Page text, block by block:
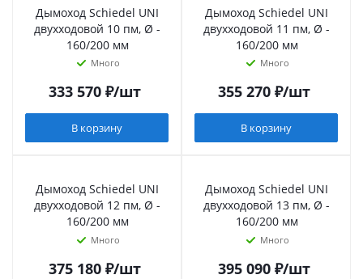
Дымоход Schiedel UNI
двухходовой 10 пм, Ø -
160/200 мм
Много
333 570₽/шт
В корзину
Дымоход Schiedel UNI
двухходовой 11 пм, Ø -
160/200 мм
Много
355 270₽/шт
В корзину
Дымоход Schiedel UNI
двухходовой 12 пм, Ø -
160/200 мм
Много
375 180₽/шт
Дымоход Schiedel UNI
двухходовой 13 пм, Ø -
160/200 мм
Много
395 090₽/шт